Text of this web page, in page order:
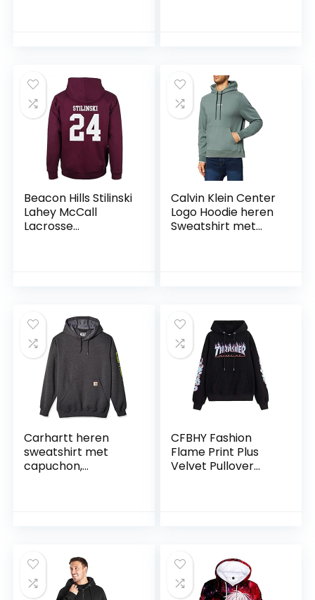
Beacon Hills Stilinski
Lahey McCall
Lacrosse
Calvin Klein Center
Logo Hoodie heren
Sweatshirt met
Carhartt heren
sweatshirt met
capuchon,
CFBHY Fashion
Flame Print Plus
Velvet Pullover